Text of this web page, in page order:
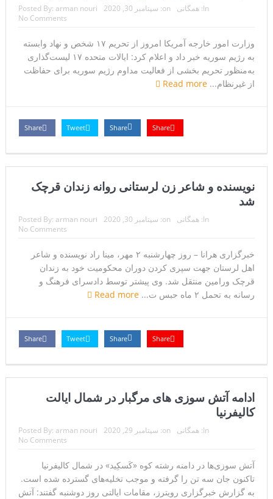
ایران؛ واکنش ترامپ و معاونش به اقدام تفرقه‌افکنان/سفر
مقاله: اپوزیسیون بی‌راه‌حل؛ وقتی دشمنی با پهلوی جای نجات
ایران را می‌گیرد
تنگه هرمز؛ از سخنان تازه ترامپ چنین برمیآید که توافقی به
دست نیامده است
سپاه پاسداران
خبرگزاری رویترز از اختلاف نظر در مذاکرات در باره تنگه هرمز
سنتکام: ما همچنان به اعمال محاصره علیه رژیم ایران ادامه
Posted By: arman nouri on: سپتامبر 30, 2020 In: همگانی
No Comments
وزارت امور خارجه آمریکا امروز از تحریم ۱۷ شخص و نهاد وابسته
به رژیم سوریه خبر داد و اعلام کرد: ایالات متحده ۱۷ لیست‌گذاری
به‌منظور تحریم بخشی از فعالیت مداوم رژیم سوریه برای حفاظت
از غیرنظام... Read more
Share Tweet Share Share
نویسنده و شاعر زن لرستانی روانه زندان قرچک
شد
Posted By: arman nouri on: سپتامبر 30, 2020 In: همگانی
No Comments
خبرگزاری هرانا – روز چهارشنبه ۲ مهر، مینا راد نویسنده و شاعر
اهل لرستان جهت سپری کردن دوران محکومیت خود به زندان
قرچک ورامین منتقل شد. وی پیشتر توسط دادسرای فرهنگ و
رسانه به تحمل ۲ ماه حبس ت...
Read more
Share Tweet Share Share
ادامه آتش سوزی های مرگبار در شمال ایالت
کالیفرنیا
Posted By: arman nouri on: سپتامبر 29, 2020 In: همگانی
No Comments
آتش سوزی‌ها در دامنه رشته کوه «کَسکِید» در شمال کالیفرنیا
تاکنون جان سه تن را گرفته و موجب تخلیه‌های گسترده شده است.
به گزارش خبرگزاری رویترز، مقامات ایالتی روز دوشنبه گفتند: آتش